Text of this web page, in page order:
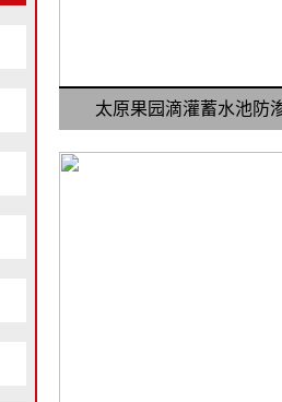
太原果园滴灌蓄水池防